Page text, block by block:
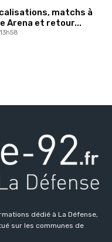
matchs à
Arena et retour...
dédié à La Défense,
sur les communes de